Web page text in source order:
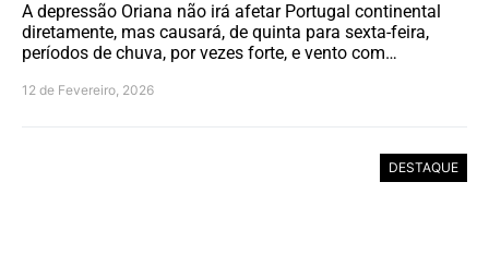
A depressão Oriana não irá afetar Portugal continental
diretamente, mas causará, de quinta para sexta-feira,
períodos de chuva, por vezes forte, e vento com…
12 de Fevereiro, 2026
DESTAQUE